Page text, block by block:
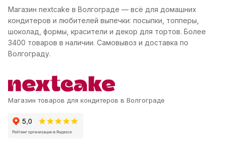
Магазин nextcake в Волгограде — всё для домашних
кондитеров и любителей выпечки: посыпки, топперы,
шоколад, формы, красители и декор для тортов. Более
3400 товаров в наличии. Самовывоз и доставка по
Волгограду.
Магазин товаров для кондитеров в Волгограде